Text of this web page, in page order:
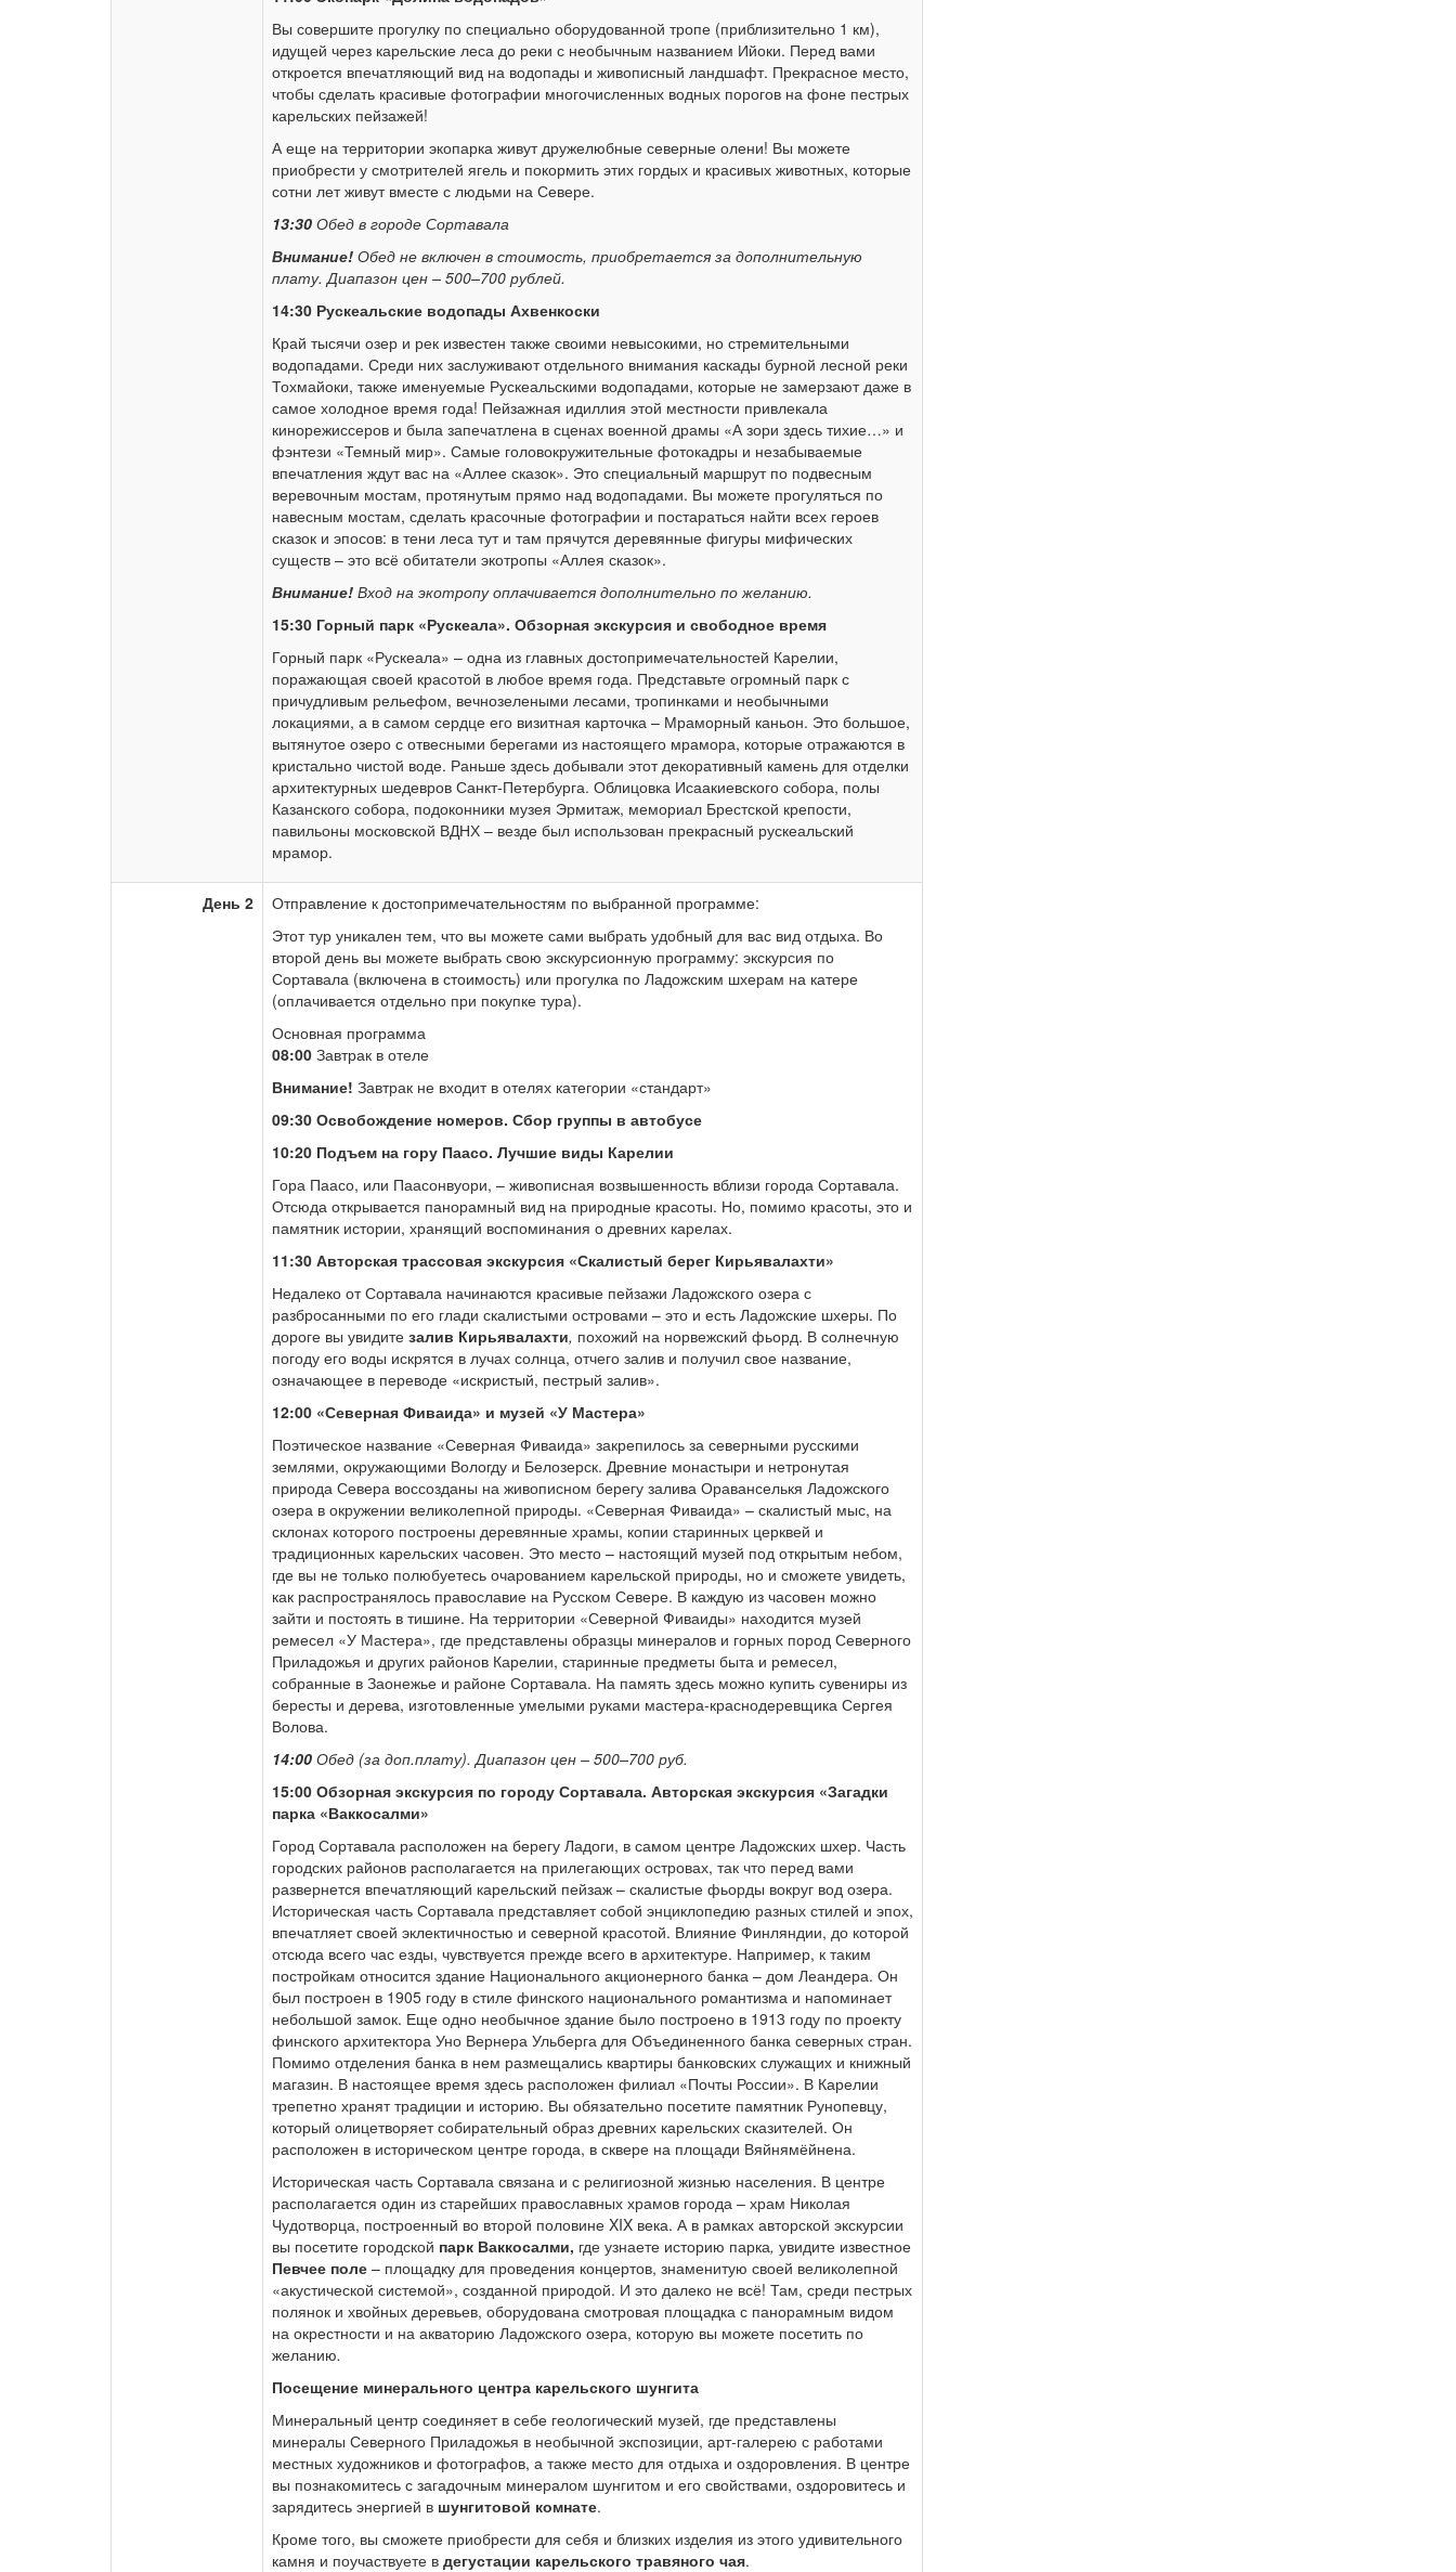
Вы совершите прогулку по специально оборудованной тропе (приблизительно 1 км),
идущей через карельские леса до реки с необычным названием Ийоки. Перед вами
откроется впечатляющий вид на водопады и живописный ландшафт. Прекрасное место,
чтобы сделать красивые фотографии многочисленных водных порогов на фоне пестрых
карельских пейзажей!
А еще на территории экопарка живут дружелюбные северные олени! Вы можете
приобрести у смотрителей ягель и покормить этих гордых и красивых животных, которые
сотни лет живут вместе с людьми на Севере.
13:30 Обед в городе Сортавала
Внимание! Обед не включен в стоимость, приобретается за дополнительную
плату. Диапазон цен – 500–700 рублей.
14:30 Рускеальские водопады Ахвенкоски
Край тысячи озер и рек известен также своими невысокими, но стремительными
водопадами. Среди них заслуживают отдельного внимания каскады бурной лесной реки
Тохмайоки, также именуемые Рускеальскими водопадами, которые не замерзают даже в
самое холодное время года! Пейзажная идиллия этой местности привлекала
кинорежиссеров и была запечатлена в сценах военной драмы «А зори здесь тихие…» и
фэнтези «Темный мир». Самые головокружительные фотокадры и незабываемые
впечатления ждут вас на «Аллее сказок». Это специальный маршрут по подвесным
веревочным мостам, протянутым прямо над водопадами. Вы можете прогуляться по
навесным мостам, сделать красочные фотографии и постараться найти всех героев
сказок и эпосов: в тени леса тут и там прячутся деревянные фигуры мифических
существ – это всё обитатели экотропы «Аллея сказок».
Внимание! Вход на экотропу оплачивается дополнительно по желанию.
15:30 Горный парк «Рускеала». Обзорная экскурсия и свободное время
Горный парк «Рускеала» – одна из главных достопримечательностей Карелии,
поражающая своей красотой в любое время года. Представьте огромный парк с
причудливым рельефом, вечнозелеными лесами, тропинками и необычными
локациями, а в самом сердце его визитная карточка – Мраморный каньон. Это большое,
вытянутое озеро с отвесными берегами из настоящего мрамора, которые отражаются в
кристально чистой воде. Раньше здесь добывали этот декоративный камень для отделки
архитектурных шедевров Санкт-Петербурга. Облицовка Исаакиевского собора, полы
Казанского собора, подоконники музея Эрмитаж, мемориал Брестской крепости,
павильоны московской ВДНХ – везде был использован прекрасный рускеальский
мрамор.
День 2
Отправление к достопримечательностям по выбранной программе:
Этот тур уникален тем, что вы можете сами выбрать удобный для вас вид отдыха. Во
второй день вы можете выбрать свою экскурсионную программу: экскурсия по
Сортавала (включена в стоимость) или прогулка по Ладожским шхерам на катере
(оплачивается отдельно при покупке тура).
Основная программа
08:00 Завтрак в отеле
Внимание! Завтрак не входит в отелях категории «стандарт»
09:30 Освобождение номеров. Сбор группы в автобусе
10:20 Подъем на гору Паасо. Лучшие виды Карелии
Гора Паасо, или Паасонвуори, – живописная возвышенность вблизи города Сортавала.
Отсюда открывается панорамный вид на природные красоты. Но, помимо красоты, это и
памятник истории, хранящий воспоминания о древних карелах.
11:30 Авторская трассовая экскурсия «Скалистый берег Кирьявалахти»
Недалеко от Сортавала начинаются красивые пейзажи Ладожского озера с
разбросанными по его глади скалистыми островами – это и есть Ладожские шхеры. По
дороге вы увидите залив Кирьявалахти, похожий на норвежский фьорд. В солнечную
погоду его воды искрятся в лучах солнца, отчего залив и получил свое название,
означающее в переводе «искристый, пестрый залив».
12:00 «Северная Фиваида» и музей «У Мастера»
Поэтическое название «Северная Фиваида» закрепилось за северными русскими
землями, окружающими Вологду и Белозерск. Древние монастыри и нетронутая
природа Севера воссозданы на живописном берегу залива Ораванселькя Ладожского
озера в окружении великолепной природы. «Северная Фиваида» – скалистый мыс, на
склонах которого построены деревянные храмы, копии старинных церквей и
традиционных карельских часовен. Это место – настоящий музей под открытым небом,
где вы не только полюбуетесь очарованием карельской природы, но и сможете увидеть,
как распространялось православие на Русском Севере. В каждую из часовен можно
зайти и постоять в тишине. На территории «Северной Фиваиды» находится музей
ремесел «У Мастера», где представлены образцы минералов и горных пород Северного
Приладожья и других районов Карелии, старинные предметы быта и ремесел,
собранные в Заонежье и районе Сортавала. На память здесь можно купить сувениры из
бересты и дерева, изготовленные умелыми руками мастера-краснодеревщика Сергея
Волова.
14:00 Обед (за доп.плату). Диапазон цен – 500–700 руб.
15:00 Обзорная экскурсия по городу Сортавала. Авторская экскурсия «Загадки
парка «Ваккосалми»
Город Сортавала расположен на берегу Ладоги, в самом центре Ладожских шхер. Часть
городских районов располагается на прилегающих островах, так что перед вами
развернется впечатляющий карельский пейзаж – скалистые фьорды вокруг вод озера.
Историческая часть Сортавала представляет собой энциклопедию разных стилей и эпох,
впечатляет своей эклектичностью и северной красотой. Влияние Финляндии, до которой
отсюда всего час езды, чувствуется прежде всего в архитектуре. Например, к таким
постройкам относится здание Национального акционерного банка – дом Леандера. Он
был построен в 1905 году в стиле финского национального романтизма и напоминает
небольшой замок. Еще одно необычное здание было построено в 1913 году по проекту
финского архитектора Уно Вернера Ульберга для Объединенного банка северных стран.
Помимо отделения банка в нем размещались квартиры банковских служащих и книжный
магазин. В настоящее время здесь расположен филиал «Почты России». В Карелии
трепетно хранят традиции и историю. Вы обязательно посетите памятник Рунопевцу,
который олицетворяет собирательный образ древних карельских сказителей. Он
расположен в историческом центре города, в сквере на площади Вяйнямёйнена.
Историческая часть Сортавала связана и с религиозной жизнью населения. В центре
располагается один из старейших православных храмов города – храм Николая
Чудотворца, построенный во второй половине XIX века. А в рамках авторской экскурсии
вы посетите городской парк Ваккосалми, где узнаете историю парка, увидите известное
Певчее поле – площадку для проведения концертов, знаменитую своей великолепной
«акустической системой», созданной природой. И это далеко не всё! Там, среди пестрых
полянок и хвойных деревьев, оборудована смотровая площадка с панорамным видом
на окрестности и на акваторию Ладожского озера, которую вы можете посетить по
желанию.
Посещение минерального центра карельского шунгита
Минеральный центр соединяет в себе геологический музей, где представлены
минералы Северного Приладожья в необычной экспозиции, арт-галерею с работами
местных художников и фотографов, а также место для отдыха и оздоровления. В центре
вы познакомитесь с загадочным минералом шунгитом и его свойствами, оздоровитесь и
зарядитесь энергией в шунгитовой комнате.
Кроме того, вы сможете приобрести для себя и близких изделия из этого удивительного
камня и поучаствуете в дегустации карельского травяного чая.